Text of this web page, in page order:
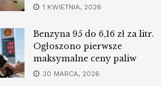
1 KWIETNIA, 2026
Benzyna 95 do 6,16 zł za litr.
Ogłoszono pierwsze
maksymalne ceny paliw
30 MARCA, 2026